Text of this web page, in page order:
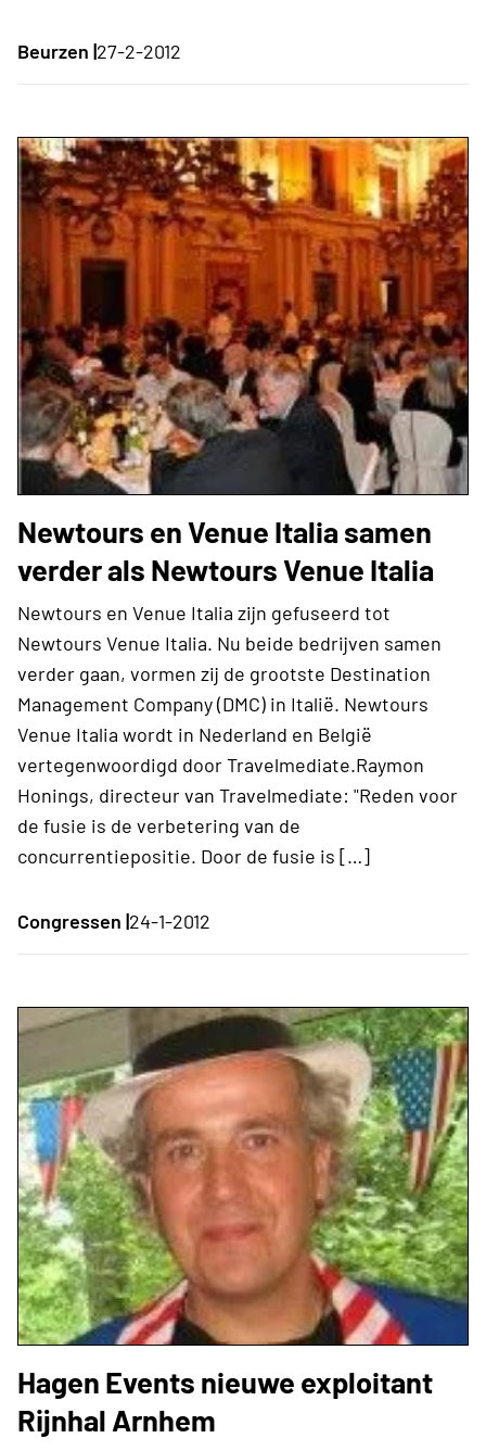
Beurzen |27-2-2012
Newtours en Venue Italia samen
verder als Newtours Venue Italia
Newtours en Venue Italia zijn gefuseerd tot
Newtours Venue Italia. Nu beide bedrijven samen
verder gaan, vormen zij de grootste Destination
Management Company (DMC) in Italië. Newtours
Venue Italia wordt in Nederland en België
vertegenwoordigd door Travelmediate.Raymon
Honings, directeur van Travelmediate: "Reden voor
de fusie is de verbetering van de
concurrentiepositie. Door de fusie is […]
Congressen |24-1-2012
Hagen Events nieuwe exploitant
Rijnhal Arnhem